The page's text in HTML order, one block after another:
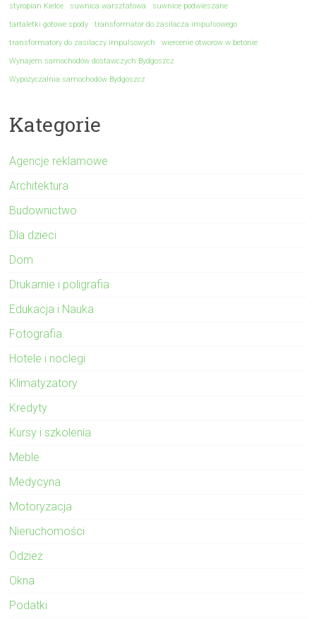
styropian Kielce suwnica warsztatowa
suwnice podwieszane
tartaletki gotowe spody
transformator do zasilacza impulsowego
transformatory do zasilaczy impulsowych
wiercenie otworów w betonie
Wynajem samochodów dostawczych Bydgoszcz
Wypożyczalnia samochodów Bydgoszcz
Kategorie
Agencje reklamowe
Architektura
Budownictwo
Dla dzieci
Dom
Drukarnie i poligrafia
Edukacja i Nauka
Fotografia
Hotele i noclegi
Klimatyzatory
Kredyty
Kursy i szkolenia
Meble
Medycyna
Motoryzacja
Nieruchomości
Odzież
Okna
Podatki